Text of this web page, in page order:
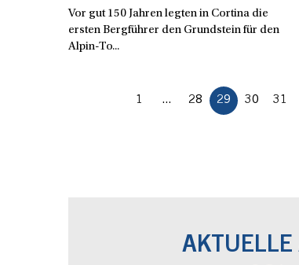
Vor gut 150 Jahren legten in Cortina die
ersten Bergführer den Grundstein für den
Alpin-To...
1 ... 28 29 30 31
AKTUELLE